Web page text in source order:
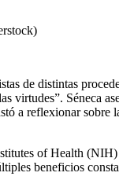
de distintas
virtudes”. Séneca
a reflexionar sobre
of Health
beneficios